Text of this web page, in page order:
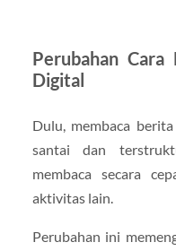
Perubahan
Digital
Dulu, membaca
santai dan
membaca secara
aktivitas lain.
Perubahan ini